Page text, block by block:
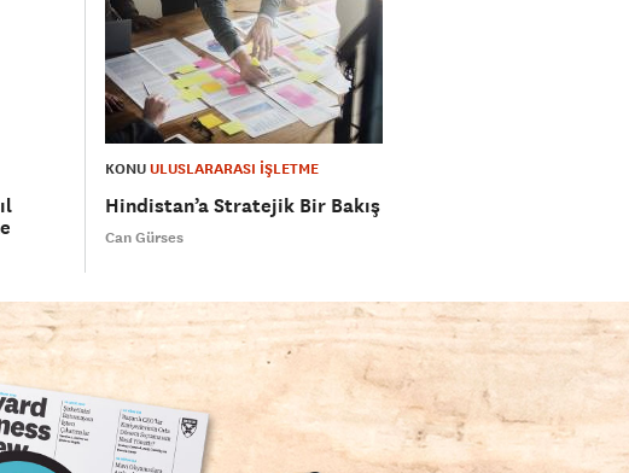
KONUULUSLARARASI İŞLETME
Hindistan’a Stratejik Bir Bakış
Can Gürses